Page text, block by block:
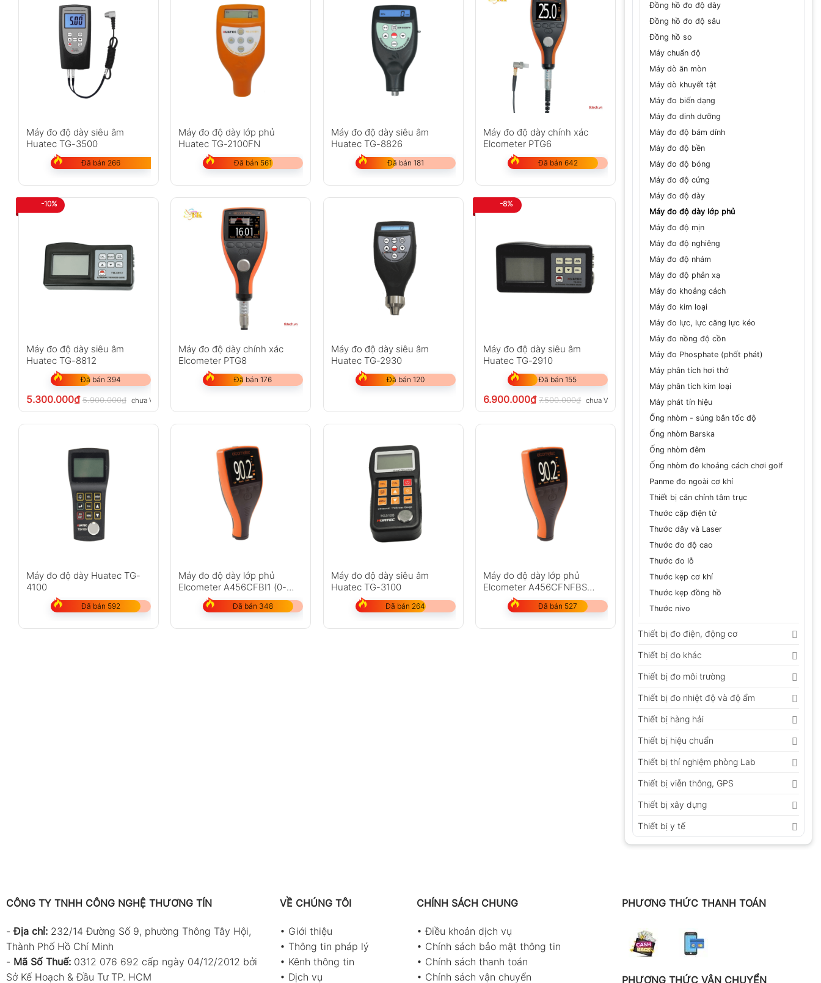
Đồng hồ đo độ dày
Đồng hồ đo độ sâu
Đồng hồ so
Máy chuẩn độ
Máy dò ăn mòn
Máy dò khuyết tật
Máy đo biến dạng
Máy đo dinh dưỡng
Máy đo độ bám dính
Máy đo độ bền
Máy đo độ bóng
Máy đo độ cứng
Máy đo độ dày
Máy đo độ dày lớp phủ
Máy đo độ mịn
Máy đo độ nghiêng
Máy đo độ nhám
Máy đo độ phản xạ
Máy đo khoảng cách
Máy đo kim loại
Máy đo lực, lực căng lực kéo
Máy đo nồng độ cồn
Máy đo Phosphate (phốt phát)
Máy phân tích hơi thở
Máy phân tích kim loại
Máy phát tín hiệu
Ống nhòm - súng bắn tốc độ
Ống nhòm Barska
Ống nhòm đêm
Ống nhòm đo khoảng cách chơi golf
Panme đo ngoài cơ khí
Thiết bị căn chỉnh tâm trục
Thước cặp điện tử
Thước dây và Laser
Thước đo độ cao
Thước đo lỗ
Thước kẹp cơ khí
Thước kẹp đồng hồ
Thước nivo
Thiết bị đo điện, động cơ
Thiết bị đo khác
Thiết bị đo môi trường
Thiết bị đo nhiệt độ và độ ẩm
Thiết bị hàng hải
Thiết bị hiệu chuẩn
Thiết bị thí nghiệm phòng Lab
Thiết bị viễn thông, GPS
Thiết bị xây dựng
Thiết bị y tế
Máy đo độ dày siêu âm
Huatec TG-3500
Đã bán 266
Máy đo độ dày lớp phủ
Huatec TG-2100FN
Đã bán 561
Máy đo độ dày siêu âm
Huatec TG-8826
Đã bán 181
Máy đo độ dày chính xác
Elcometer PTG6
Đã bán 642
-10%
Máy đo độ dày siêu âm
Huatec TG-8812
Đã bán 394
5.300.000₫ 5.900.000₫ chưa VAT 8%
Máy đo độ dày chính xác
Elcometer PTG8
Đã bán 176
Máy đo độ dày siêu âm
Huatec TG-2930
Đã bán 120
-8%
Máy đo độ dày siêu âm
Huatec TG-2910
Đã bán 155
6.900.000₫ 7.500.000₫ chưa VAT 8%
Máy đo độ dày Huatec TG-
4100
Đã bán 592
Máy đo độ dày lớp phủ
Elcometer A456CFBI1 (0-
1500?m)
Đã bán 348
Máy đo độ dày siêu âm
Huatec TG-3100
Đã bán 264
Máy đo độ dày lớp phủ
Elcometer A456CFNFBS
(Chưa bao gồm đầu dò)
Đã bán 527
CÔNG TY TNHH CÔNG NGHỆ THƯƠNG TÍN
-Địa chỉ: 232/14 Đường Số 9, phường Thông Tây Hội,
Thành Phố Hồ Chí Minh
- Mã Số Thuế: 0312 076 692 cấp ngày 04/12/2012 bởi
Sở Kế Hoạch & Đầu Tư TP. HCM
VỀ CHÚNG TÔI
• Giới thiệu
• Thông tin pháp lý
• Kênh thông tin
• Dịch vụ
CHÍNH SÁCH CHUNG
•Điều khoản dịch vụ
• Chính sách bảo mật thông tin
• Chính sách thanh toán
• Chính sách vận chuyển
PHƯƠNG THỨC THANH TOÁN
PHƯƠNG THỨC VẬN CHUYỂN